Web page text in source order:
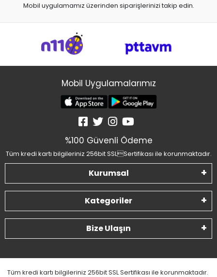
Mobil uygulamamız üzerinden siparişlerinizi takip edin.
Mobil Uygulamalarımız
%100 Güvenli Ödeme
Tüm kredi kartı bilgileriniz 256bit SSLSertifikası ile korunmaktadır.
Kurumsal
Kategoriler
Bize Ulaşın
Tüm kredi kartı bilgileriniz 256bit SSL Sertifikası ile korunmaktadır.